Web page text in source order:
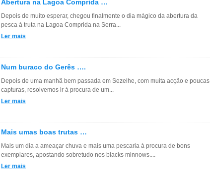
Abertura na Lagoa Comprida …
Depois de muito esperar, chegou finalmente o dia mágico da abertura da
pesca à truta na Lagoa Comprida na Serra...
Ler mais
Num buraco do Gerês ….
Depois de uma manhã bem passada em Sezelhe, com muita acção e poucas
capturas, resolvemos ir à procura de um...
Ler mais
Mais umas boas trutas …
Mais um dia a ameaçar chuva e mais uma pescaria à procura de bons
exemplares, apostando sobretudo nos blacks minnows....
Ler mais